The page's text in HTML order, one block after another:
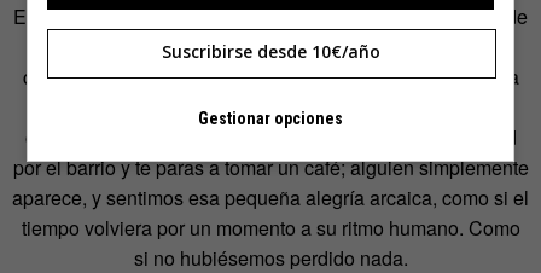
Escribía Antonio Machado: «Sin el tiempo, esa invención de
Satanás, el mundo perdería la angustia de la espera y el
consuelo de la esperanza».Parece que caminemos hacia
esa pérdida, pero de pronto un día sales de casa y te
olvidas el teléfono, te encuentras a alguien de casualidad
por el barrio y te paras a tomar un café; alguien simplemente
aparece, y sentimos esa pequeña alegría arcaica, como si el
tiempo volviera por un momento a su ritmo humano. Como
si no hubiésemos perdido nada.
Suscribirse desde 10€/año
Gestionar opciones